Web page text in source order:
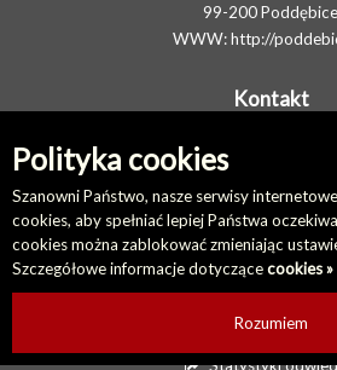
Polityka cookies
Szanowni Państwo, nasze serwisy
cookies, aby spełniać lepiej Państwa
cookies można zablokować zmieniając
Szczegółowe informacje dotyczącecookies »
Rozumiem
99-200 Poddębice
WWW:http://
Kontakt
E-MAIL:
Elektroniczna Skrzynka
Na skróty
Ostatnio dodane
Statystyki